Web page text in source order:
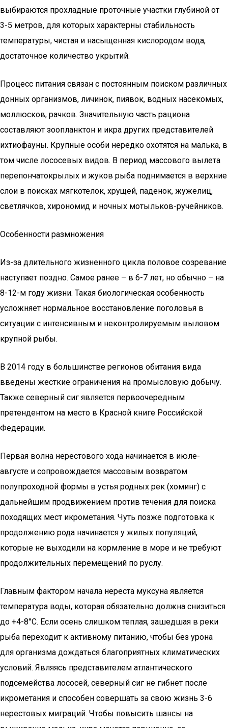
выбираются прохладные проточные участки глубиной от
3-5 метров, для которых характерны стабильность
температуры, чистая и насыщенная кислородом вода,
достаточное количество укрытий.
Процесс питания связан с постоянным поиском различных
донных организмов, личинок, пиявок, водных насекомых,
моллюсков, рачков. Значительную часть рациона
составляют зоопланктон и икра других представителей
ихтиофауны. Крупные особи нередко охотятся на малька, в
том числе лососевых видов. В период массового вылета
перепончатокрылых и жуков рыба поднимается в верхние
слои в поисках мягкотелок, хрущей, паденок, жужелиц,
светлячков, хирономид и ночных мотыльков-ручейников.
Особенности размножения
Из-за длительного жизненного цикла половое созревание
наступает поздно. Самое ранее – в 6-7 лет, но обычно – на
8-12-м году жизни. Такая биологическая особенность
усложняет нормальное восстановление поголовья в
ситуации с интенсивным и неконтролируемым выловом
крупной рыбы.
В 2014 году в большинстве регионов обитания вида
введены жесткие ограничения на промысловую добычу.
Также северный сиг является первоочередным
претендентом на место в Красной книге Российской
Федерации.
Первая волна нерестового хода начинается в июле-
августе и сопровождается массовым возвратом
полупроходной формы в устья родных рек (хоминг) с
дальнейшим продвижением против течения для поиска
походящих мест икрометания. Чуть позже подготовка к
продолжению рода начинается у жилых популяций,
которые не выходили на кормление в море и не требуют
продолжительных перемещений по руслу.
Главным фактором начала нереста муксуна является
температура воды, которая обязательно должна снизиться
до +4-8°С. Если осень слишком теплая, зашедшая в реки
рыба переходит к активному питанию, чтобы без урона
для организма дождаться благоприятных климатических
условий. Являясь представителем атлантического
подсемейства лососей, северный сиг не гибнет после
икрометания и способен совершать за свою жизнь 3-6
нерестовых миграций. Чтобы повысить шансы на